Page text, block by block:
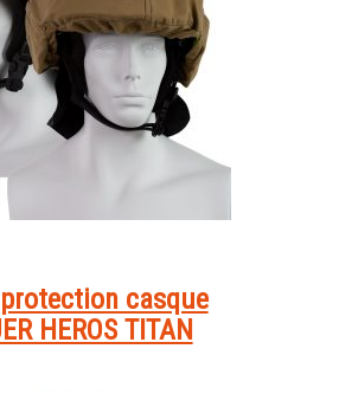
casque
HEROS TITAN